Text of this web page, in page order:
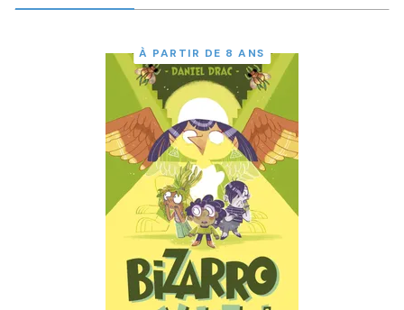
À PARTIR DE 8 ANS